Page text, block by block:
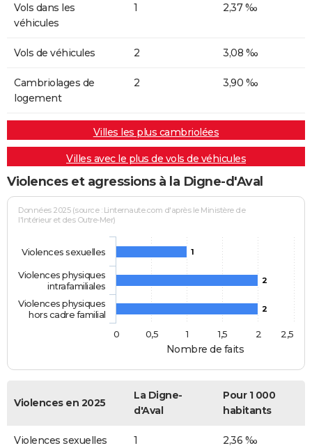
Vols dans les
véhicules
1 2,37 ‰
Vols de véhicules 2 3,08 ‰
Cambriolages de
logement
2 3,90 ‰
Villes les plus cambriolées
Villes avec le plus de vols de véhicules
Violences et agressions à la Digne-d'Aval
Nombre de faits
Données 2025 (source : Linternaute.com d'après le Ministère de
l'Intérieur et des Outre-Mer)
1
2
2
Violences sexuelles
Violences physiques
intrafamiliales
Violences physiques
hors cadre familial
0
0,5 1 1,5 2 2,5
Violences en 2025
La Digne-
d'Aval
Pour 1 000
habitants
Violences sexuelles 1 2,36 ‰